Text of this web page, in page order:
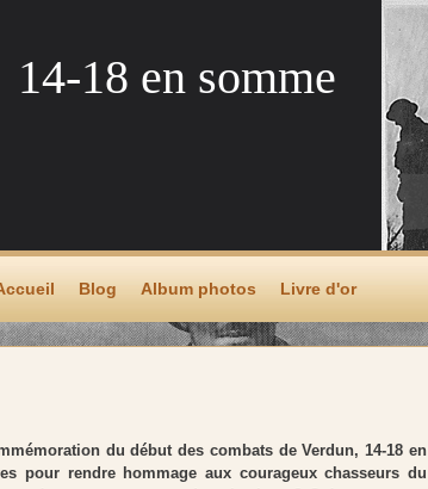
14-18 en somme
Blog Album photos Livre d'or
du début des combats de Verdun, 14-18 en
pour rendre hommage aux courageux chasseurs du